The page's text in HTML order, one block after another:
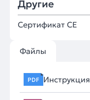
Другие
Сертификат CE
Файлы
PDF Инструкция